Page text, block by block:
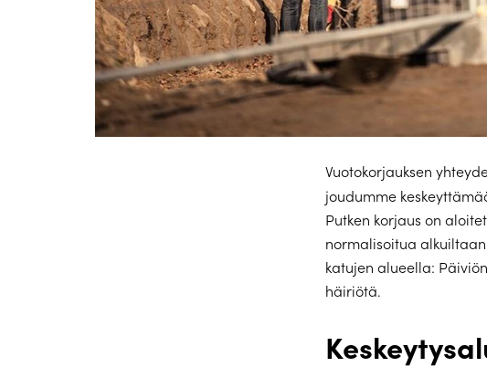
Vuotokorjauksen
joudumme
Putken korjaus on
normalisoitua
katujen alueella:
häiriötä.